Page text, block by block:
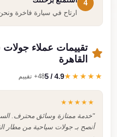
4
ارتاح في سيارة فاخرة ونحن
تقييمات عملاء
القاهرة
★★★★★
4.9 / 5 48+ تقييم
★★★★★
"خدمة ممتازة وسائق محترف.
أنصح بـ جولات سياحية من مطار